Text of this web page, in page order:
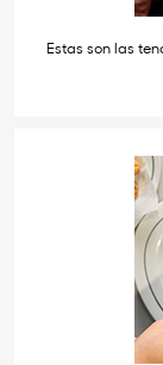
Estas son las